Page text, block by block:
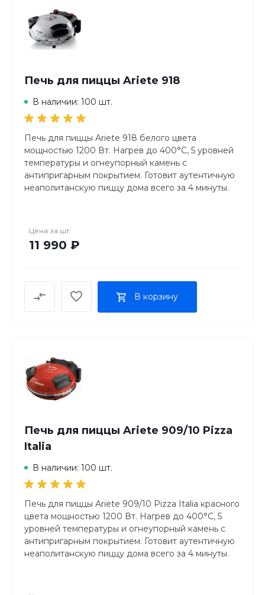
Бренд Breville
Приготовьте вкусные сэндвичи, воздушные вафли
и хрустящие панини с помощью устройства
Пластинки для сэндвичей глубокие и имеют
систему Cut & Seal, которая создает идеально
запечатанной внутри.
Индикатор температуры гарантирует, что
устройство всегда достаточно горячее, чтобы
идеально приготовить сэндвичи, вафли и панини.
легко чистить.
Мощность 850 Вт
Вместимость 2 тоста
Идеальные закуски у вас дома
надежно запечатывается внутри.
высота крышки позволяет разместить множество
вкусных начинок для тостов и панини.
ИНДИКАТОР ГОТОВНОСТИ: Гарантирует, что
тостер всегда достаточно горячий, чтобы
приготовить тосты, вафли и панини.
Удобство использования и легкость очистки
Печь для пиццы Ariete 918
В наличии: 100 шт.
Печь для пиццы Ariete 918 белого цвета
мощностью 1200 Вт. Нагрев до 400°C, 5 уровней
температуры и огнеупорный камень с
антипригарным покрытием. Готовит аутентичную
неаполитанскую пиццу дома всего за 4 минуты.
Цена за шт
11 990 ₽
В корзину
Печь для пиццы Ariete 909/10 Pizza
Italia
В наличии: 100 шт.
Печь для пиццы Ariete 909/10 Pizza Italia красного
цвета мощностью 1200 Вт. Нагрев до 400°C, 5
уровней температуры и огнеупорный камень с
антипригарным покрытием. Готовит аутентичную
неаполитанскую пиццу дома всего за 4 минуты.